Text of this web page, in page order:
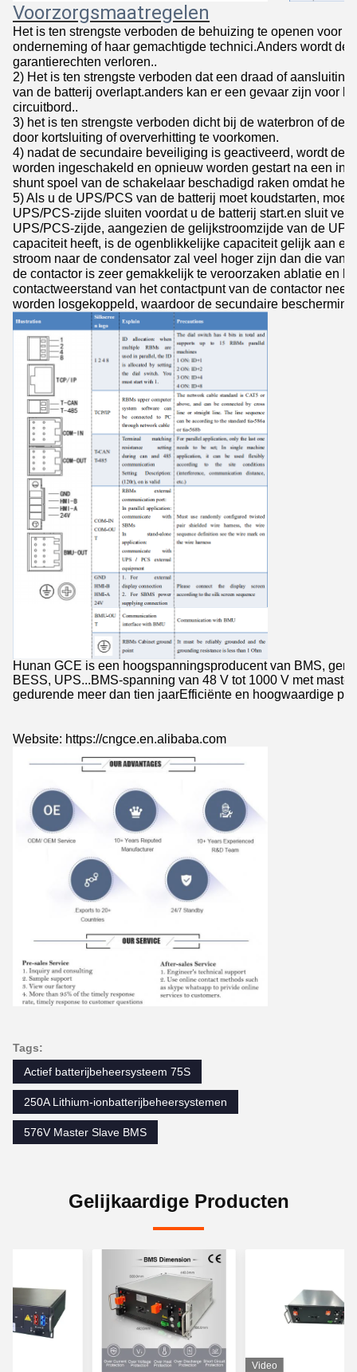
Voorzorgsmaatregelen
Het is ten strengste verboden de behuizing te openen voor
onderneming of haar gemachtigde technici.Anders wordt
garantierechten verloren..
2) Het is ten strengste verboden dat een draad of
van de batterij overlapt.anders kan er een gevaar zijn voor
circuitbord..
3) het is ten strengste verboden dicht bij de waterbron of de
door kortsluiting of oververhitting te voorkomen.
4) nadat de secundaire beveiliging is geactiveerd, wordt de
worden ingeschakeld en opnieuw worden gestart na een
shunt spoel van de schakelaar beschadigd raken omdat het
5) Als u de UPS/PCS van de batterij moet koudstarten,
UPS/PCS-zijde sluiten voordat u de batterij start.en sluit
UPS/PCS-zijde, aangezien de gelijkstroomzijde van de
capaciteit heeft, is de ogenblikkelijke capaciteit gelijk aan
stroom naar de condensator zal veel hoger zijn dan die van
de contactor is zeer gemakkelijk te veroorzaken ablatie en
contactweerstand van het contactpunt van de contactor
worden losgekoppeld, waardoor de secundaire bescherming
Hunan GCE is een hoogspanningsproducent van BMS,
BESS, UPS...BMS-spanning van 48 V tot 1000 V met
gedurende meer dan tien jaarEfficiënte en hoogwaardige
Website: https://cngce.en.alibaba.com
Tags:
Actief batterijbeheersysteem 75S
250A Lithium-ionbatterijbeheersystemen
576V Master Slave BMS
Gelijkaardige Producten
Video